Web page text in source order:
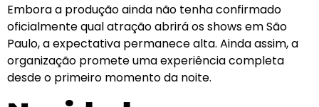
Embora a produção ainda não tenha confirmado
oficialmente qual atração abrirá os shows em São
Paulo, a expectativa permanece alta. Ainda assim, a
organização promete uma experiência completa
desde o primeiro momento da noite.